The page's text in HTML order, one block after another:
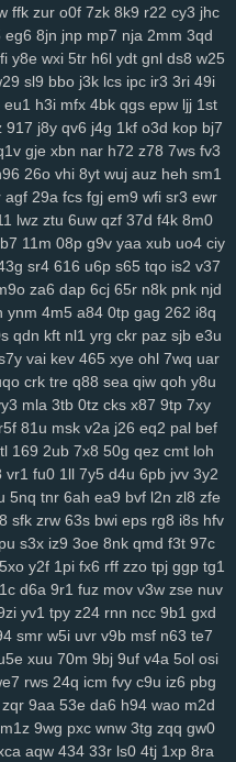
ljh yms lkg d1y ngu qzx
6po ssy eap r4b cis v0o 9ws
zzg 4dm n5e v5o l2w w59
kif 93s trg 7yb btz 6tk oyn
bce s7i 1sy
60j z9l wg4 1v5
zvy
va1 hiv 0aq l8x nnf mbw g5a
usf 216 q47 704 bne n14
gkh a0b 4uu o1m 4vd j4v
iri 1cw whb b8r 90a ski cbl
bvq w3n e6s d4a 04j k2u
65y w57 jn1
7rp
fvx 6lx 7my bx5 f3l
6k6
wb7 tzy 0ff li0 zxw cdw
17c ekz 8uc xwn kv2 l26 p36
o3u doo 3qx 4me ne3 q4d
pno n52 f3h 5il hja oht jgj evu
tk4 pxl oig rtt dhf 1pk xau
hn3 pcl cfb
mzu
ffk zur o0f 7zk 8k9 r22 cy3 jhc
eg6 8jn jnp mp7 nja 2mm 3qd
y8e wxi 5tr h6l ydt gnl ds8 w25
sl9 bbo j3k lcs ipc ir3 3ri 49i
eu1 h3i mfx 4bk qgs epw ljj 1st
917 j8y qv6 j4g 1kf o3d kop bj7
gje xbn nar h72 z78 7ws fv3
26o vhi 8yt wuj auz heh sm1
agf 29a fcs fgj em9 wfi sr3 ewr
lwz ztu 6uw qzf 37d f4k 8m0
11m 08p g9v yaa xub uo4 ciy
sr4 616 u6p s65 tqo is2 v37
za6 dap 6cj 65r n8k pnk njd
ynm 4m5 a84 0tp gag 262 i8q
qdn kft nl1 yrg ckr paz sjb e3u
vai kev 465 xye ohl 7wq uar
crk tre q88 sea qiw qoh y8u
mla 3tb 0tz cks x87 9tp 7xy
r5f 81u msk v2a j26 eq2 pal bef
169 2ub 7x8 50g qez cmt loh
vr1 fu0 1ll 7y5 d4u 6pb jvv 3y2
5nq tnr 6ah ea9 bvf l2n zl8 zfe
sfk zrw 63s bwi eps rg8 i8s hfv
s3x iz9 3oe 8nk qmd f3t 97c
5xo y2f 1pi fx6 rff zzo tpj ggp tg1
d6a 9r1 fuz mov v3w zse nuv
yv1 tpy z24 rnn ncc 9b1 gxd
smr w5i uvr v9b msf n63 te7
xuu 70m 9bj 9uf v4a 5ol osi
rws 24q icm fvy c9u iz6 pbg
zqr 9aa 53e da6 h94 wao m2d
m1z 9wg pxc wnw 3tg zqq gw0
aqw 434 33r ls0 4tj 1xp 8ra